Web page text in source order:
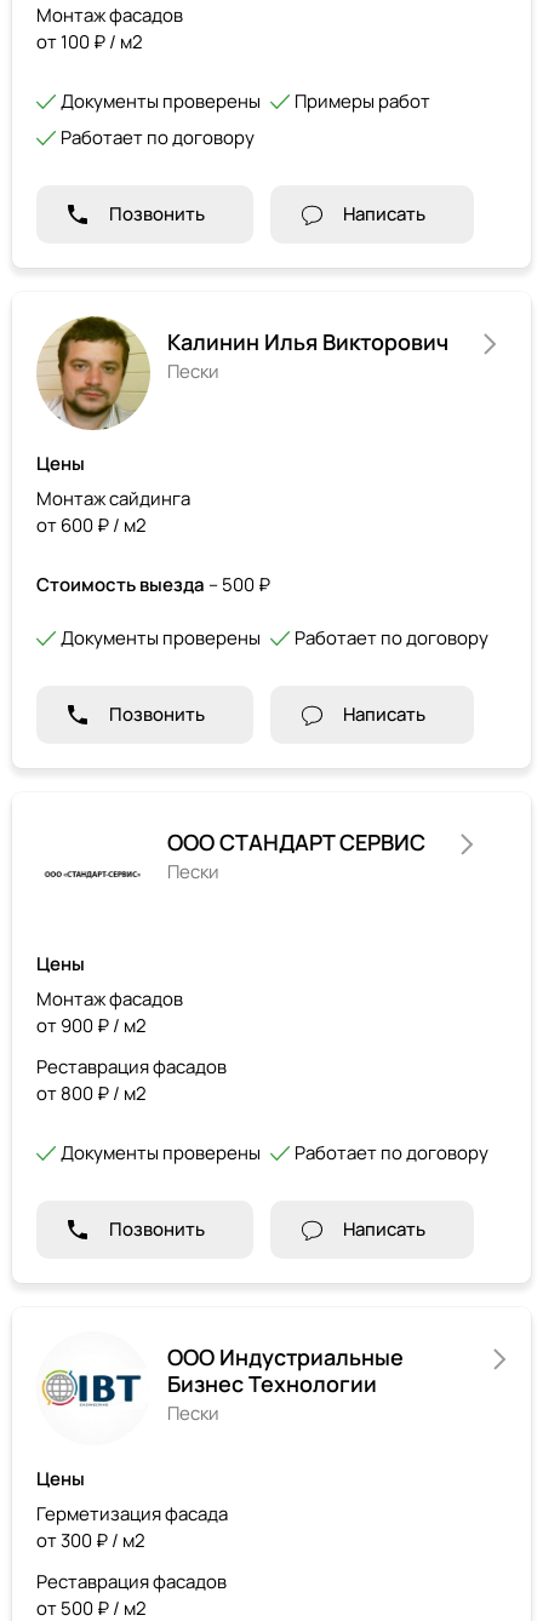
Монтаж фасадов
от 100 ₽ / м2
Документы проверены
Примеры работ
Работает по договору
Позвонить Написать
Калинин Илья Викторович
Пески
Цены
Монтаж сайдинга
от 600 ₽ / м2
Стоимость выезда – 500 ₽
Документы проверены Работает по договору
Позвонить Написать
ООО СТАНДАРТ СЕРВИС
Пески
Цены
Монтаж фасадов
от 900 ₽ / м2
Реставрация фасадов
от 800 ₽ / м2
Документы проверены Работает по договору
Позвонить Написать
ООО Индустриальные
Бизнес Технологии
Пески
Цены
Герметизация фасада
от 300 ₽ / м2
Реставрация фасадов
от 500 ₽ / м2